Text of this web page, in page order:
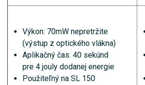
Výkon: 70mW nepretržite
(výstup z optického vlákna)
Aplikačný čas: 40 sekúnd
pre 4 jouly dodanej energie
Použiteľný na SL 150